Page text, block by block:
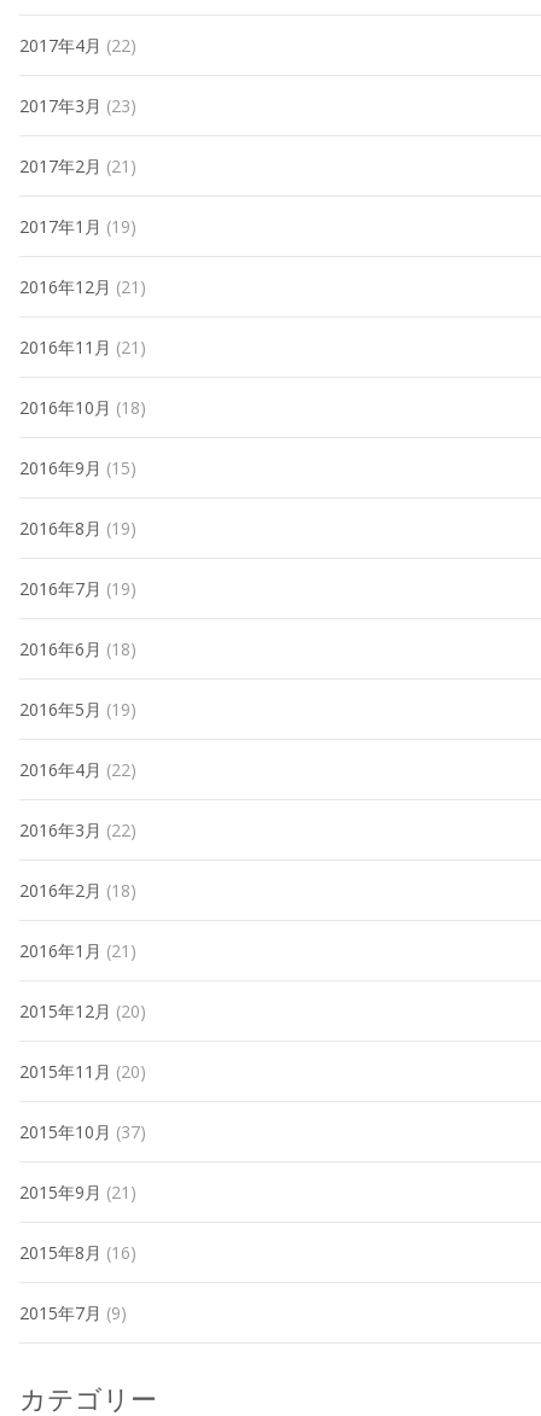
2017年4月 (22)
2017年3月 (23)
2017年2月 (21)
2017年1月 (19)
2016年12月 (21)
2016年11月 (21)
2016年10月 (18)
2016年9月 (15)
2016年8月 (19)
2016年7月 (19)
2016年6月 (18)
2016年5月 (19)
2016年4月 (22)
2016年3月 (22)
2016年2月 (18)
2016年1月 (21)
2015年12月 (20)
2015年11月 (20)
2015年10月 (37)
2015年9月 (21)
2015年8月 (16)
2015年7月 (9)
カテゴリー